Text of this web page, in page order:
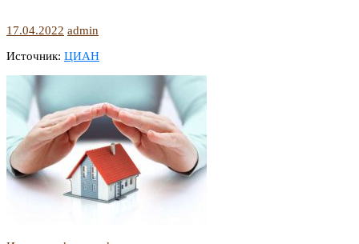
17.04.2022 admin
Источник: ЦИАН